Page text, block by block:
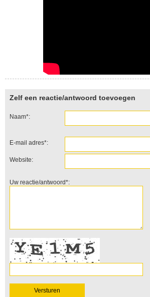
Zelf een reactie/antwoord toevoegen
Naam*:
E-mail adres*:
Website:
Uw reactie/antwoord*: